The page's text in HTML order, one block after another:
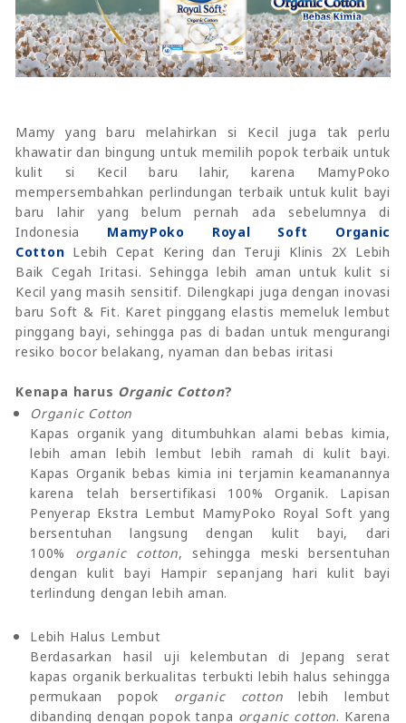
Mamy yang baru melahirkan si Kecil juga tak perlu
khawatir dan bingung untuk memilih popok terbaik untuk
kulit si Kecil baru lahir, karena MamyPoko
mempersembahkan perlindungan terbaik untuk kulit bayi
baru lahir yang belum pernah ada sebelumnya di
Indonesia MamyPoko Royal Soft Organic
Cotton Lebih Cepat Kering dan Teruji Klinis 2X Lebih
Baik Cegah Iritasi. Sehingga lebih aman untuk kulit si
Kecil yang masih sensitif. Dilengkapi juga dengan inovasi
baru Soft & Fit. Karet pinggang elastis memeluk lembut
pinggang bayi, sehingga pas di badan untuk mengurangi
resiko bocor belakang, nyaman dan bebas iritasi
Kenapa harus Organic Cotton?
Organic Cotton
Kapas organik yang ditumbuhkan alami bebas kimia,
lebih aman lebih lembut lebih ramah di kulit bayi.
Kapas Organik bebas kimia ini terjamin keamanannya
karena telah bersertifikasi 100% Organik. Lapisan
Penyerap Ekstra Lembut MamyPoko Royal Soft yang
bersentuhan langsung dengan kulit bayi, dari
100% organic cotton, sehingga meski bersentuhan
dengan kulit bayi Hampir sepanjang hari kulit bayi
terlindung dengan lebih aman.
Lebih Halus Lembut
Berdasarkan hasil uji kelembutan di Jepang serat
kapas organik berkualitas terbukti lebih halus sehingga
permukaan popok organic cotton lebih lembut
dibanding dengan popok tanpa organic cotton. Karena